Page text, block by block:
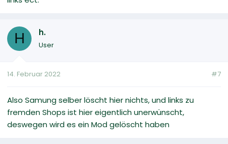
H h.
User
14. Februar 2022 #7
Also Samung selber löscht hier nichts, und links zu
fremden Shops ist hier eigentlich unerwünscht,
deswegen wird es ein Mod gelöscht haben